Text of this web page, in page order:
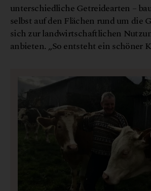
unterschiedliche Getreidearten –
selbst auf den Flächen rund um die
sich zur landwirtschaftlichen
anbieten. „So entsteht ein schöner